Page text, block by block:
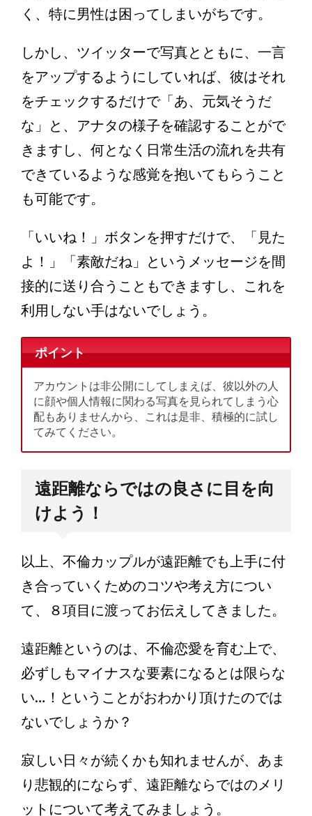
く、特に男性は困ってしまいがちです。
しかし、ツイッターで写真とともに、一言
をアップするようにしていれば、彼はそれ
をチェックするだけで「あ、元気そうだ
な」と、アナタの様子を確認することがで
きますし、何となく日常生活の流れを共有
できているような感覚を抱いてもらうこと
も可能です。
「いいね！」ボタンを押すだけで、「見た
よ！」「素敵だね」というメッセージを間
接的に送り合うこともできますし、これを
利用しない手はないでしょう。
ポイント
アカウントは非公開にしてしまえば、彼以外の人
に顔や個人情報に関わる写真を見られてしまう心
配もありませんから、これは是非、積極的に試し
てみてください。
遠距離ならではの良さに目を向
けよう！
以上、不倫カップルが遠距離でも上手に付
き合っていくためのコツや考え方につい
て、８項目に渡ってお伝えしてきました。
遠距離というのは、不倫恋愛を育む上で、
必ずしもマイナスな要素になるとは限らな
い…！ということがおわかり頂けたのでは
ないでしょうか？
寂しい日々が続くかも知れませんが、あま
り悲観的にならず、遠距離ならではのメリ
ットについて考えてみましょう。